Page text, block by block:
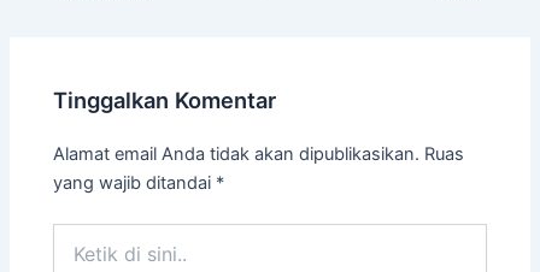
Tinggalkan Komentar
Alamat email Anda tidak akan dipublikasikan. Ruas
yang wajib ditandai *